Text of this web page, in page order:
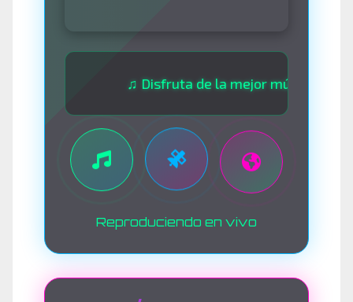
♫ Disfruta de la mejor música las 24
Reproduciendo en vivo